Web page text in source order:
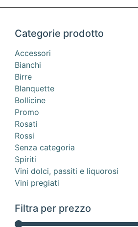
Categorie prodotto
Accessori
Bianchi
Birre
Blanquette
Bollicine
Promo
Rosati
Rossi
Senza categoria
Spiriti
Vini dolci, passiti e liquorosi
Vini pregiati
Filtra per prezzo